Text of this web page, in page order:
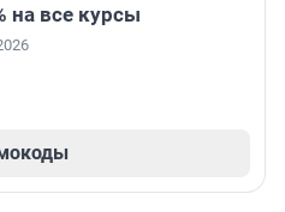
на все курсы